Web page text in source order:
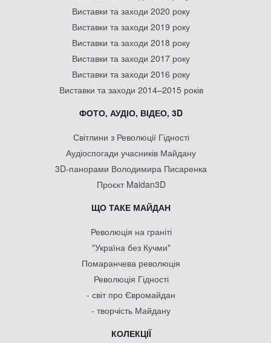
Виставки та заходи 2020 року
Виставки та заходи 2019 року
Виставки та заходи 2018 року
Виставки та заходи 2017 року
Виставки та заходи 2016 року
Виставки та заходи 2014–2015 років
ФОТО, АУДІО, ВІДЕО, 3D
Світлини з Революції Гідності
Аудіоспогади учасників Майдану
3D-панорами Володимира Писаренка
Проєкт Maidan3D
ЩО ТАКЕ МАЙДАН
Революція на граніті
"Україна без Кучми"
Помаранчева революція
Революція Гідності
- світ про Євромайдан
- творчість Майдану
КОЛЕКЦІЇ